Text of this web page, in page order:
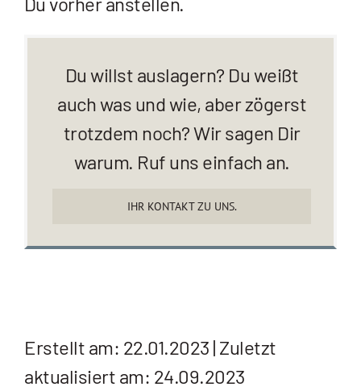
Du willst auslagern? Du weißt
auch was und wie, aber zögerst
trotzdem noch? Wir sagen Dir
warum. Ruf uns einfach an.
IHR KONTAKT ZU UNS.
Erstellt am: 22.01.2023 | Zuletzt
aktualisiert am: 24.09.2023